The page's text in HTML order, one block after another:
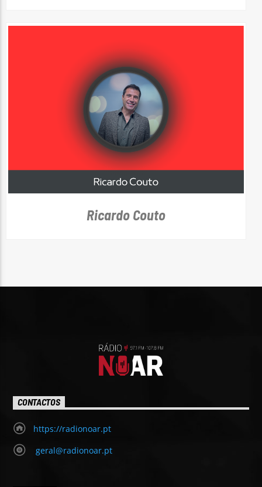
Ricardo Couto
CONTACTOS
https://radionoar.pt
geral@radionoar.pt